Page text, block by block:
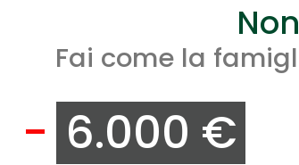
Fai come la
- 6.000 €